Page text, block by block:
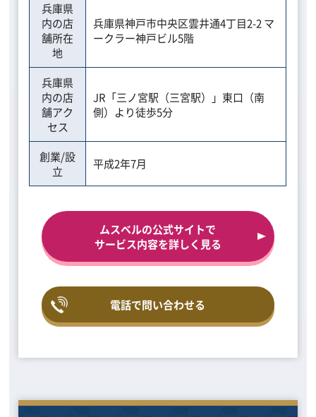
兵庫県
内の店
舗所在
地
兵庫県神戸市中央区雲井通4丁目2-2 マ
ークラー神戸ビル5階
兵庫県
内の店
舗アク
セス
JR「三ノ宮駅（三宮駅）」東口（南
側）より徒歩5分
創業/設
立
平成2年7月
ムスベルの公式サイトで
サービス内容を詳しく見る
電話で問い合わせる